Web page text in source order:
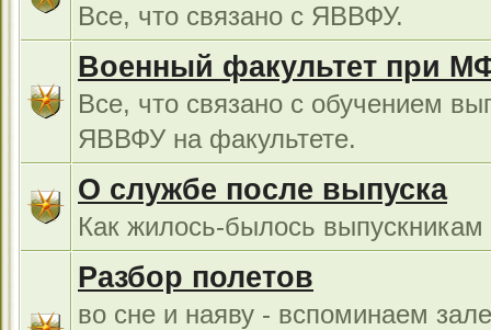
Все, что связано с ЯВВФУ.
Военный факультет при
Все, что связано с обучением
ЯВВФУ на факультете.
О службе после выпуска
Как жилось-былось выпускникам
Разбор полетов
во сне и наяву - вспоминаем